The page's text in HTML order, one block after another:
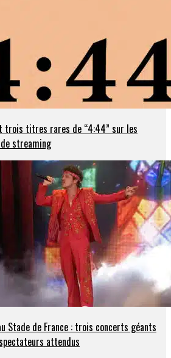
trois titres rares de “4:44” sur les
streaming
Stade de France : trois concerts géants
attendus